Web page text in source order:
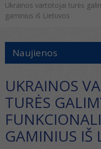
Ukrainos vartotojai turės
gaminius iš Lietuvos
Naujienos
UKRAINOS
TURĖS
GAMINIUS IŠ